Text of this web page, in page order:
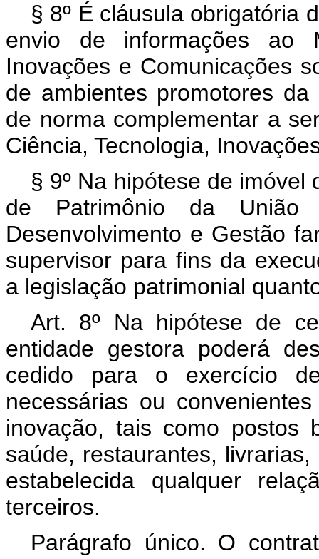
§ 8º É cláusula obrigatória
envio de informações ao
Inovações e Comunicações
de ambientes promotores
de norma complementar a
Ciência, Tecnologia,
§ 9º Na hipótese de
de Patrimônio da União
Desenvolvimento e Gestão
supervisor para fins da
a legislação patrimonial
Art. 8º Na hipótese de
entidade gestora poderá
cedido para o exercício
necessárias ou
inovação, tais como postos
saúde, restaurantes,
estabelecida qualquer
terceiros.
Parágrafo único. O